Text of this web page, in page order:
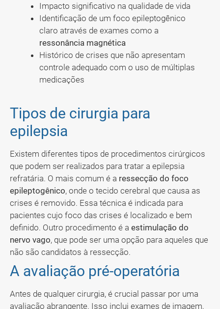
Impacto significativo na qualidade de vida
Identificação de um foco epileptogênico
claro através de exames como a
ressonância magnética
Histórico de crises que não apresentam
controle adequado com o uso de múltiplas
medicações
Tipos de cirurgia para
epilepsia
Existem diferentes tipos de procedimentos cirúrgicos
que podem ser realizados para tratar a epilepsia
refratária. O mais comum é a ressecção do foco
epileptogênico, onde o tecido cerebral que causa as
crises é removido. Essa técnica é indicada para
pacientes cujo foco das crises é localizado e bem
definido. Outro procedimento é a estimulação do
nervo vago, que pode ser uma opção para aqueles que
não são candidatos à ressecção.
A avaliação pré-operatória
Antes de qualquer cirurgia, é crucial passar por uma
avaliação abrangente. Isso inclui exames de imagem,